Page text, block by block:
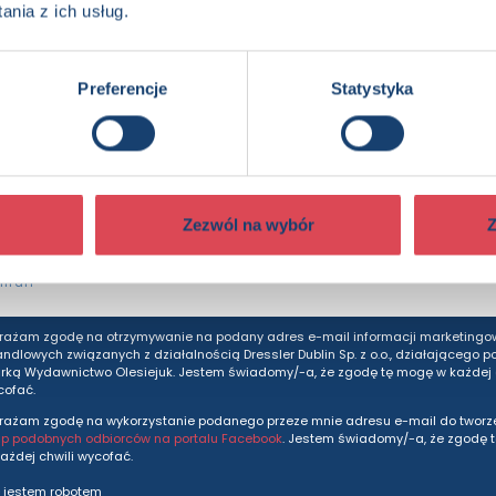
z ich usług.
Preferencje Statystyka
Zezwól na wybór
więcej? Zapisz się do
prosto do Twojej skrzynki odbiorczej.
Adres e-mail
zgodę na otrzymywanie na podany adres e-mail informacji
związanych z działalnością Dressler Dublin Sp. z o.o., działającego
Wydawnictwo Olesiejuk. Jestem świadomy/-a, że zgodę tę mogę w każdej
zgodę na wykorzystanie podanego przeze mnie adresu e-mail do
podobnych odbiorców na portalu Facebook. Jestem świadomy/-a, że zgodę
chwili wycofać.
jestem robotem